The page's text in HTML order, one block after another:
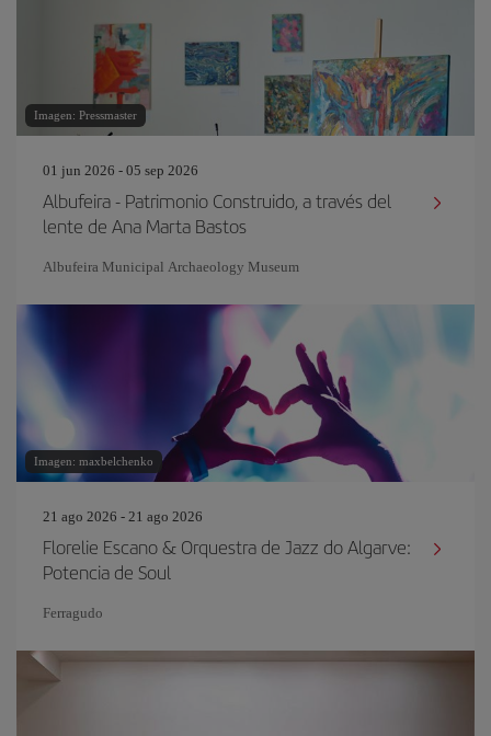
Imagen: Pressmaster
01 jun 2026 - 05 sep 2026
Albufeira - Patrimonio Construido, a través del
lente de Ana Marta Bastos
Albufeira Municipal Archaeology Museum
Imagen: maxbelchenko
21 ago 2026 - 21 ago 2026
Florelie Escano & Orquestra de Jazz do Algarve:
Potencia de Soul
Ferragudo